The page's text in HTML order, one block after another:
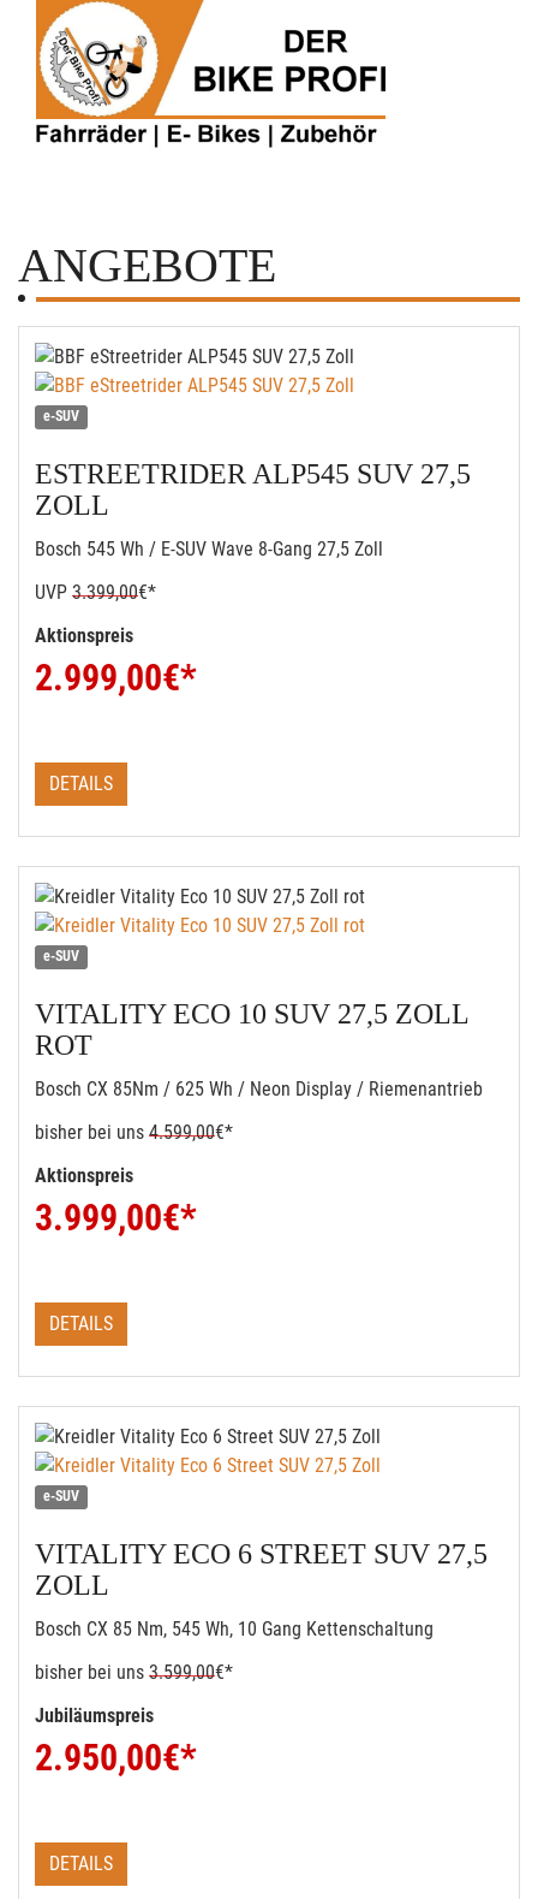
ANGEBOTE
e-SUV
ESTREETRIDER ALP545 SUV 27,5
ZOLL
Bosch 545 Wh / E-SUV Wave 8-Gang 27,5 Zoll
UVP 3.399,00€*
Aktionspreis
2.999,00€*
DETAILS
e-SUV
VITALITY ECO 10 SUV 27,5 ZOLL
ROT
Bosch CX 85Nm / 625 Wh / Neon Display / Riemenantrieb
bisher bei uns 4.599,00€*
Aktionspreis
3.999,00€*
DETAILS
e-SUV
VITALITY ECO 6 STREET SUV 27,5
ZOLL
Bosch CX 85 Nm, 545 Wh, 10 Gang Kettenschaltung
bisher bei uns 3.599,00€*
Jubiläumspreis
2.950,00€*
DETAILS